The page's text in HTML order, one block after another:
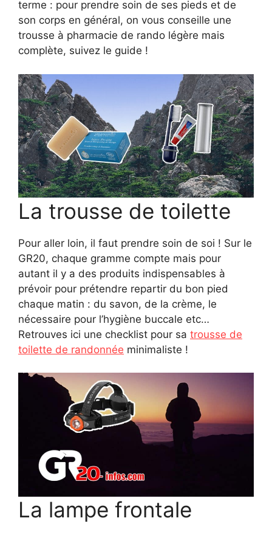
terme : pour prendre soin de ses pieds et de
son corps en général, on vous conseille une
trousse à pharmacie de rando légère mais
complète, suivez le guide !
La trousse de toilette
Pour aller loin, il faut prendre soin de soi ! Sur le
GR20, chaque gramme compte mais pour
autant il y a des produits indispensables à
prévoir pour prétendre repartir du bon pied
chaque matin : du savon, de la crème, le
nécessaire pour l’hygiène buccale etc…
Retrouves ici une checklist pour sa trousse de
toilette de randonnée minimaliste !
La lampe frontale